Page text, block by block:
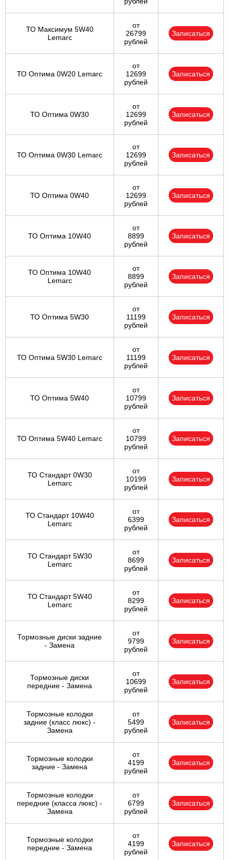
ТО Максимум 5W40
Lemarc
от
26799
рублей
Записаться
ТО Оптима 0W20 Lemarc
от
12699
рублей
Записаться
ТО Оптима 0W30
от
12699
рублей
Записаться
ТО Оптима 0W30 Lemarc
от
12699
рублей
Записаться
ТО Оптима 0W40
от
12699
рублей
Записаться
ТО Оптима 10W40
от
8899
рублей
Записаться
ТО Оптима 10W40
Lemarc
от
8899
рублей
Записаться
ТО Оптима 5W30
от
11199
рублей
Записаться
ТО Оптима 5W30 Lemarc
от
11199
рублей
Записаться
ТО Оптима 5W40
от
10799
рублей
Записаться
ТО Оптима 5W40 Lemarc
от
10799
рублей
Записаться
ТО Стандарт 0W30
Lemarc
от
10199
рублей
Записаться
ТО Стандарт 10W40
Lemarc
от
6399
рублей
Записаться
ТО Стандарт 5W30
Lemarc
от
8699
рублей
Записаться
ТО Стандарт 5W40
Lemarc
от
8299
рублей
Записаться
Тормозные диски задние
- Замена
от
9799
рублей
Записаться
Тормозные диски
передние - Замена
от
10699
рублей
Записаться
Тормозные колодки
задние (класс люкс) -
Замена
от
5499
рублей
Записаться
Тормозные колодки
задние - Замена
от
4199
рублей
Записаться
Тормозные колодки
передние (класса люкс) -
Замена
от
6799
рублей
Записаться
Тормозные колодки
передние - Замена
от
4199
рублей
Записаться